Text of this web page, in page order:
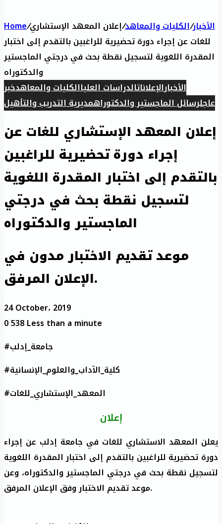
Home/ الأخبار/الكليات والمعاهد/إعلان المعهد الإستشاري
للغات عن إجراء دورة تحضيرية للراغبين بالتقدم إلى اختبار
المقدرة اللغوية لتسجيل نقطة بحث في درجتي الماجستير
والدكتوراه
الأخبارالإعلاناتالدراسات العلياالكليات والمعاهدخبر
عاجلرسائل الماجستير والدكتوراهمديرية التدريب والتأهيل
إعلان المعهد الإستشاري للغات عن
إجراء دورة تحضيرية للراغبين
بالتقدم إلى اختبار المقدرة اللغوية
لتسجيل نقطة بحث في درجتي
الماجستير والدكتوراه
موعد تقديم الاختبار مدون في
الإعلان المرفق.
24 October، 2019
0538Less than a minute
#جامعة_إدلب
#كلية_الآداب_والعلوم_الإنسانية
#المعهد_الإستشاري_للغات
إعلان
يعلن المعهد الاستشاري للغات في جامعة إدلب عن إجراء
دورة تحضيرية للراغبين بالتقدم إلى اختبار المقدرة اللغوية
لتسجيل نقطة بحث في درجتي الماجستير والدكتوراه، وعن
موعد تقديم الاختبار وفق الإعلان المرفق.